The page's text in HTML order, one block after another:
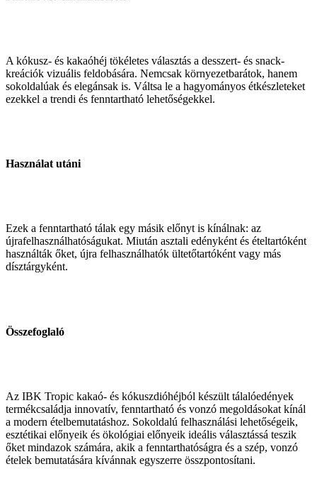
A kókusz- és kakaóhéj tökéletes választás a desszert- és snack-
kreációk vizuális feldobására. Nemcsak környezetbarátok, hanem
sokoldalúak és elegánsak is. Váltsa le a hagyományos étkészleteket
ezekkel a trendi és fenntartható lehetőségekkel.
Használat utáni
Ezek a fenntartható tálak egy másik előnyt is kínálnak: az
újrafelhasználhatóságukat. Miután asztali edényként és ételtartóként
használták őket, újra felhasználhatók ültetőtartóként vagy más
dísztárgyként.
Összefoglaló
Az IBK Tropic kakaó- és kókuszdióhéjból készült tálalóedények
termékcsaládja innovatív, fenntartható és vonzó megoldásokat kínál
a modern ételbemutatáshoz. Sokoldalú felhasználási lehetőségeik,
esztétikai előnyeik és ökológiai előnyeik ideális választássá teszik
őket mindazok számára, akik a fenntarthatóságra és a szép, vonzó
ételek bemutatására kívánnak egyszerre összpontosítani.